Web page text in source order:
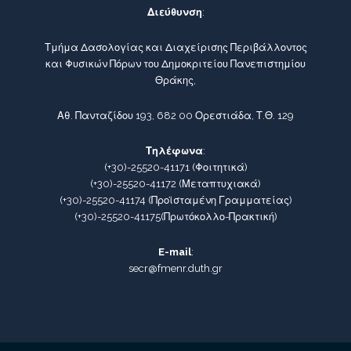
Διεύθυνση:
Τμήμα Δασολογίας και Διαχείρισης Περιβάλλοντος
και Φυσικών Πόρων του Δημοκριτείου Πανεπιστημίου
Θράκης,
Αθ. Πανταζίδου 193, 682 00 Ορεστιάδα, Τ.Θ. 129
Τηλέφωνα:
(+30)-25520-41171(Φοιτητικά)
(+30)-25520-41172 (Μεταπτυχιακά)
(+30)-25520-41174 (Προϊσταμένη Γραμματείας)
(+30)-25520-41175(Πρωτόκολλο-Πρακτική)
E-mail:
secr@fmenr.duth.gr